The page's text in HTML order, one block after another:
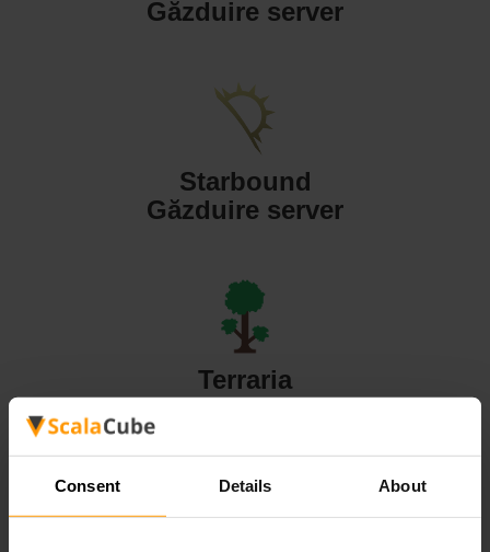
Consent Details About
Găzduire server
Starbound
Găzduire server
Terraria